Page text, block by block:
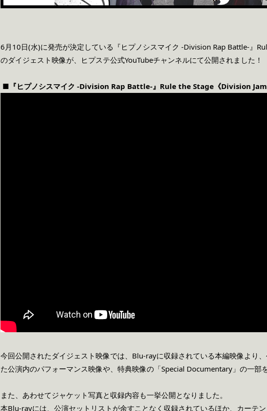
6月 10日(水)に発売が決定している 『ヒプノシスマイク -Division Rap Battle-』
のダイジェスト映像が、ヒプステ公式YouTubeチャンネルにて公開されました！
■ 『ヒプノシスマイク -Division Rap Battle-』Rule the Stage 《Division
今回公開されたダイジェスト映像では、Blu-rayに収録されている本編映像より
た公演内のパフォーマンス映像や、特典映像の「Special Documentary 」の一部
また、あわせてジャケット写真と収録内容も一挙公開となりました。
本Blu-rayには、公演セットリストが余すことなく収録されているほか、カーテ